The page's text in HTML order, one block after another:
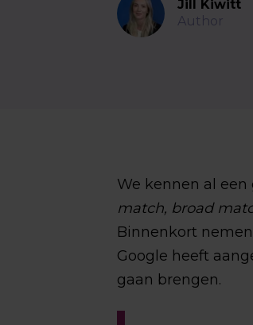
Jill Kiwitt
Author
We kennen al
match, broad
Binnenkort
Google heeft
gaan brengen.